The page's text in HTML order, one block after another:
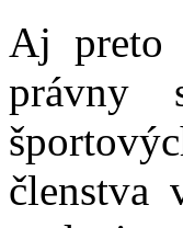
Aj preto
právny
členstva